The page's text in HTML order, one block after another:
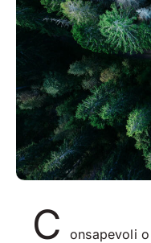
C
onsapevoli